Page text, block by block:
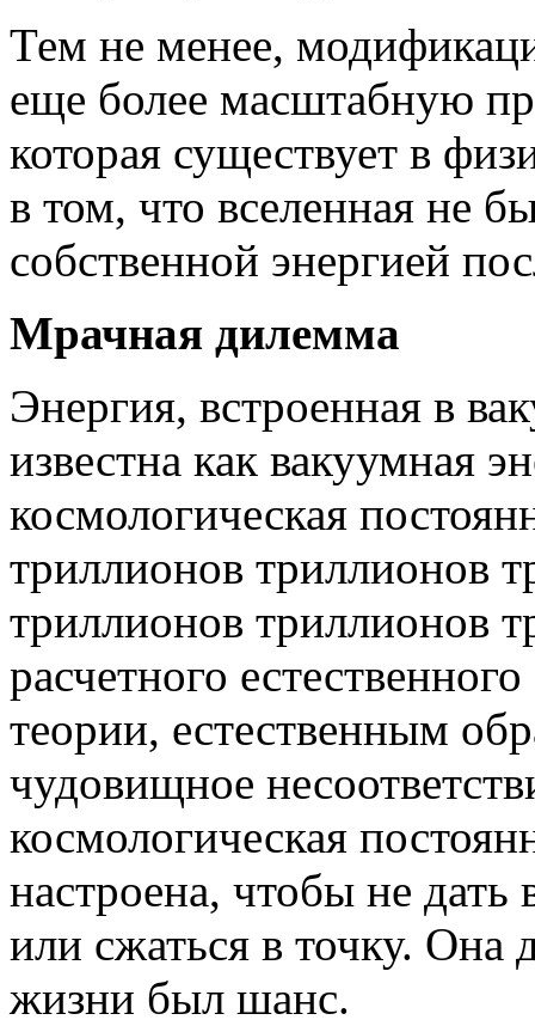
Тем не менее,
еще более масштабную
которая существует в
в том, что вселенная не
собственной энергией
Мрачная дилемма
Энергия, встроенная в
известна как вакуумная
космологическая
триллионов триллионов
триллионов триллионов
расчетного
теории, естественным
чудовищное
космологическая
настроена, чтобы не дать
или сжаться в точку. Она
жизни был шанс.